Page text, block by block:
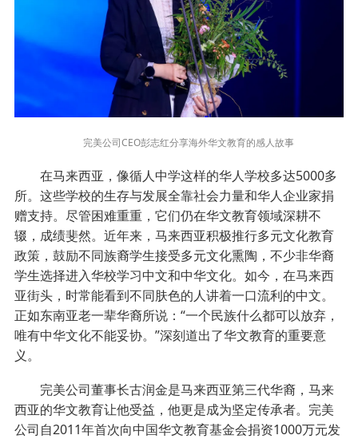
完美公司CEO彭志红分享海外华文教育的感人故事
在马来西亚，像循人中学这样的华人学校多达5000多
所。这些学校的生存与发展全靠社会力量和华人企业家捐
赠支持。尽管困难重重，它们仍在华文教育领域深耕不
辍，成绩斐然。近年来，马来西亚积极推行多元文化教育
政策，鼓励不同族裔学生接受多元文化熏陶，不少非华裔
学生选择进入华校学习中文和中华文化。如今，在马来西
亚街头，时常能看到不同肤色的人讲着一口流利的中文。
正如东南亚老一辈华裔所说：“一个民族什么都可以放弃，
唯有中华文化不能妥协。”深刻道出了华文教育的重要意
义。
完美公司董事长古润金是马来西亚第三代华裔，马来
西亚的华文教育让他受益，他更是成为坚定传承者。完美
公司自2011年首次向中国华文教育基金会捐资1000万元发